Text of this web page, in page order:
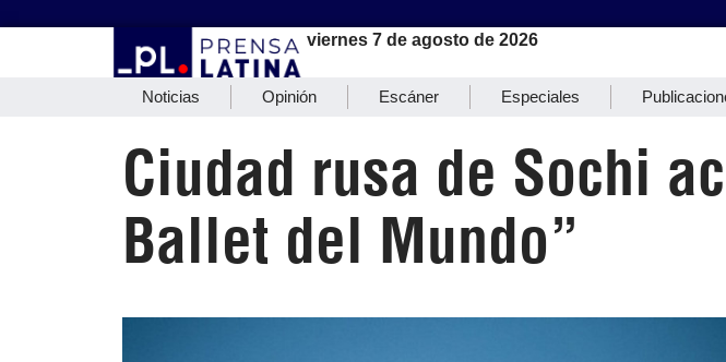
viernes 7 de agosto de 2026
Noticias Opinión Escáner Especiales
Ciudad rusa de Sochi
Ballet del Mundo”